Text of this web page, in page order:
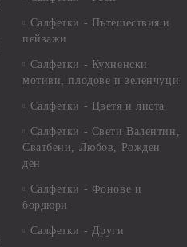
Салфетки - Пътешествия и
пейзажи
Салфетки - Кухненски
мотиви, плодове и зеленчуци
Салфетки - Цветя и листа
Салфетки - Свети Валентин,
Сватбени, Любов, Рожден
ден
Салфетки - Фонове и
бордюри
Салфетки - Други